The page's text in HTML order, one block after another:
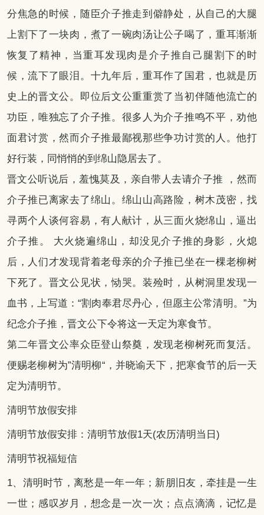
分焦急的时候，随臣介子推走到僻静处，从自己的大腿
上割下了一块肉，煮了一碗肉汤让公子喝了，重耳渐渐
恢复了精神，当重耳发现肉是介子推自己腿割下的时
候，流下了眼泪。十九年后，重耳作了国君，也就是历
史上的晋文公。即位后文公重重赏了当初伴随他流亡的
功臣，唯独忘了介子推。很多人为介子推鸣不平，劝他
面君讨赏，然而介子推最鄙视那些争功讨赏的人。他打
好行装，同悄悄的到绵山隐居去了。
晋文公听说后，羞愧莫及，亲自带人去请介子推 ，然而
介子推已离家去了绵山。绵山山高路险，树木茂密，找
寻两个人谈何容易，有人献计，从三面火烧绵山，逼出
介子推。 大火烧遍绵山，却没见介子推的身影，火熄
后，人们才发现背着老母亲的介子推已坐在一棵老柳树
下死了。晋文公见状，恸哭。装殓时，从树洞里发现一
血书，上写道：“割肉奉君尽丹心，但愿主公常清明。”为
纪念介子推，晋文公下令将这一天定为寒食节。
第二年晋文公率众臣登山祭奠，发现老柳树死而复活。
便赐老柳树为”清明柳“，并晓谕天下，把寒食节的后一天
定为清明节。
清明节放假安排
清明节放假安排：清明节放假1天(农历清明当日)
清明节祝福短信
1、清明时节，离愁是一年一年；新朋旧友，牵挂是一生
一世；感叹岁月，想念是一次一次；点点滴滴，记忆是